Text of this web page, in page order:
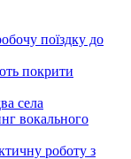
поїздку до
покрити
села
вокального
роботу з